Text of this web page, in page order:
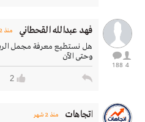
4
188
فهد عبدالله القحطاني منذ 2 شهر
هل نستطيع معرفة مجمل
وحتى الآن
2
اتجاهات منذ 2 شهر